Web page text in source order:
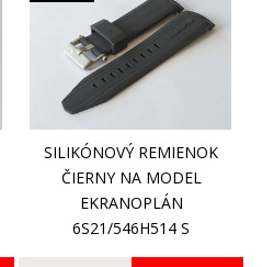
SILIKÓNOVÝ REMIENOK
ČIERNY NA MODEL
EKRANOPLÁN
6S21/546H514 S
OCEĽOVOU MATNOU